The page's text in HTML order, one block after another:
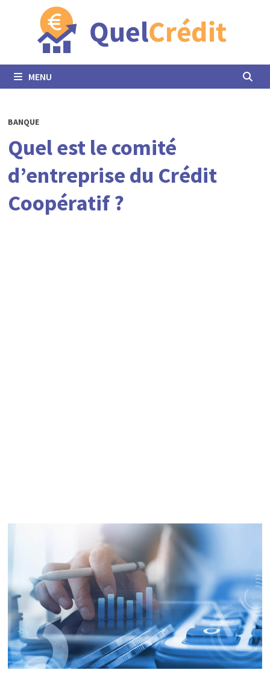
MENU
BANQUE
Quel est le comité
d’entreprise du Crédit
Coopératif ?